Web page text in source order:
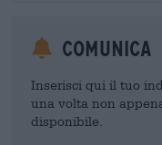
Comunica
Inserisci qui il tuo
una volta non
disponibile.